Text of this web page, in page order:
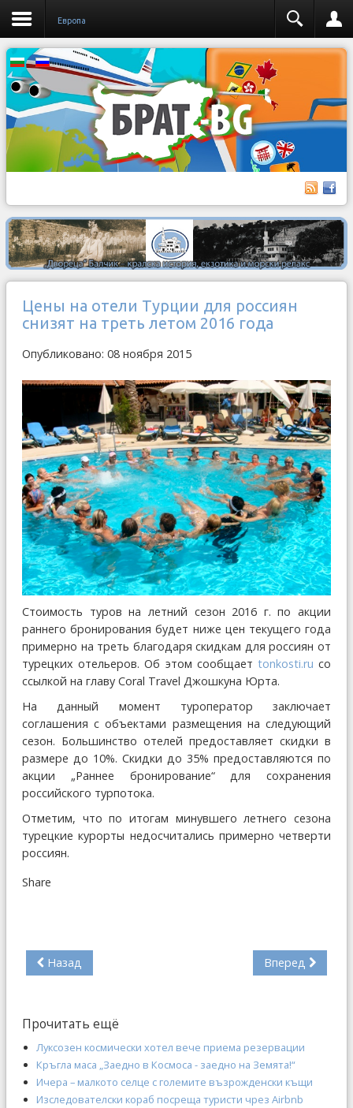
Европа
Цены на отели Турции для россиян
снизят на треть летом 2016 года
Опубликовано: 08 ноября 2015
Стоимость туров на летний сезон 2016 г. по акции
раннего бронирования будет ниже цен текущего года
примерно на треть благодаря скидкам для россиян от
турецких отельеров. Об этом сообщает tonkosti.ru со
ссылкой на главу Coral Travel Джошкуна Юрта.
На данный момент туроператор заключает
соглашения с объектами размещения на следующий
сезон. Большинство отелей предоставляет скидки в
размере до 10%. Скидки до 35% предоставляются по
акции „Раннее бронирование“ для сохранения
российского турпотока.
Отметим, что по итогам минувшего летнего сезона
турецкие курорты недосчитались примерно четверти
россиян.
Share
Назад Вперед
Прочитать ещё
Луксозен космически хотел вече приема резервации
Кръгла маса „Заедно в Космоса - заедно на Земята!“
Ичера – малкото селце с големите възрожденски къщи
Изследователски кораб посреща туристи чрез Airbnb